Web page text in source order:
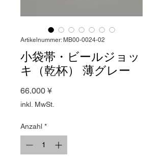
Artikelnummer: MB00-0024-02
小袋帯・ビールジョッ
キ（乾杯） 薄グレー
66.000 ¥Preis
inkl. MwSt.
Anzahl *